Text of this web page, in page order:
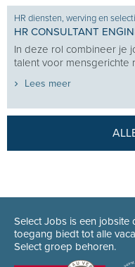
HR diensten, werving en
HR CONSULTANT
In deze rol combineer je
talent voor mensgerichte
Lees meer
Select Jobs is een
toegang biedt tot alle
Select groep behoren.